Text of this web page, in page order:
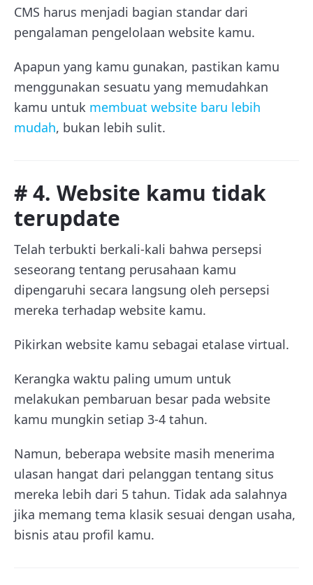
CMS harus menjadi bagian standar dari
pengalaman pengelolaan website kamu.
Apapun yang kamu gunakan, pastikan kamu
menggunakan sesuatu yang memudahkan
kamu untuk membuat website baru lebih
mudah, bukan lebih sulit.
# 4. Website kamu tidak
terupdate
Telah terbukti berkali-kali bahwa persepsi
seseorang tentang perusahaan kamu
dipengaruhi secara langsung oleh persepsi
mereka terhadap website kamu.
Pikirkan website kamu sebagai etalase virtual.
Kerangka waktu paling umum untuk
melakukan pembaruan besar pada website
kamu mungkin setiap 3-4 tahun.
Namun, beberapa website masih menerima
ulasan hangat dari pelanggan tentang situs
mereka lebih dari 5 tahun. Tidak ada salahnya
jika memang tema klasik sesuai dengan usaha,
bisnis atau profil kamu.